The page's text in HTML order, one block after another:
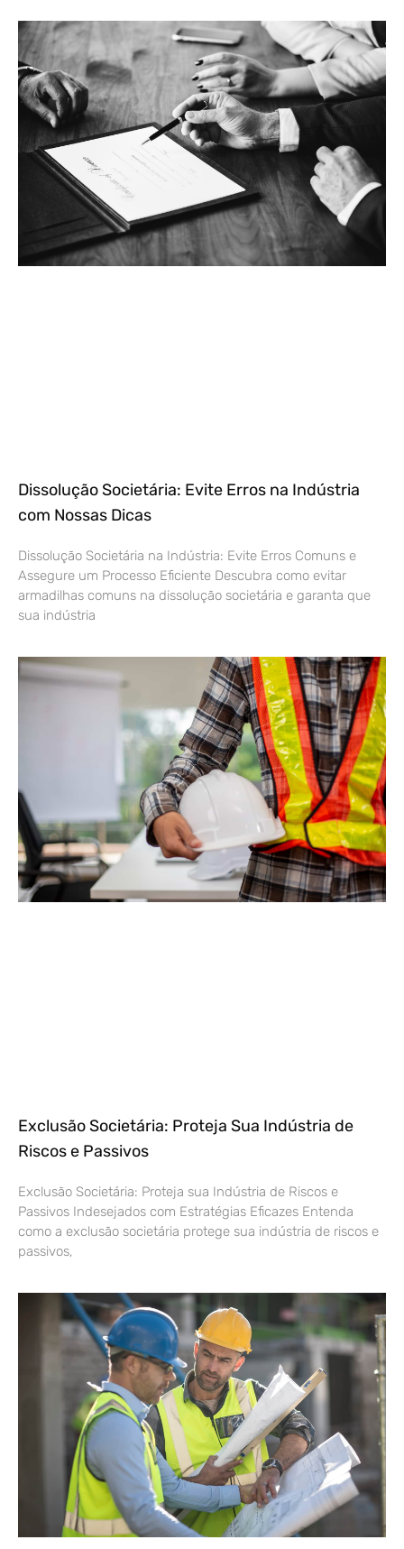
Dissolução Societária: Evite Erros na Indústria
com Nossas Dicas
Dissolução Societária na Indústria: Evite Erros Comuns e
Assegure um Processo Eficiente Descubra como evitar
armadilhas comuns na dissolução societária e garanta que
sua indústria
Exclusão Societária: Proteja Sua Indústria de
Riscos e Passivos
Exclusão Societária: Proteja sua Indústria de Riscos e
Passivos Indesejados com Estratégias Eficazes Entenda
como a exclusão societária protege sua indústria de riscos e
passivos,